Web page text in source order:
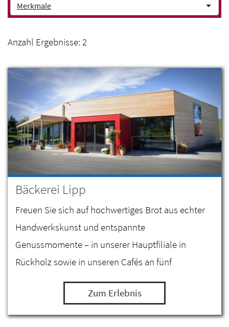
Merkmale
Anzahl Ergebnisse: 2
Bäckerei Lipp
Freuen Sie sich auf hochwertiges Brot aus echter
Handwerkskunst und entspannte
Genussmomente – in unserer Hauptfiliale in
Rückholz sowie in unseren Cafés an fünf
verschiedenen Standorten!
Zum Erlebnis